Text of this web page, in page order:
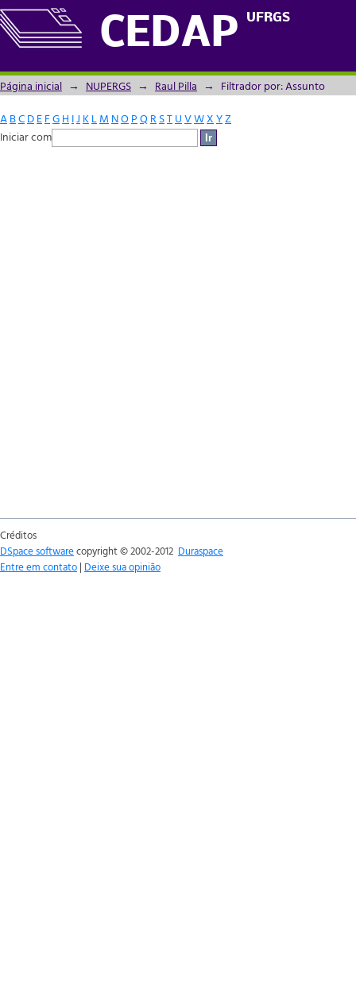
CEDAP UFRGS
Filtrador por: Assunto
Página inicial → NUPERGS → Raul Pilla → Filtrador por: Assunto
ABCDEFGH IJ KLM NOPQRSTUVWXYZ
Iniciar com
Créditos
DSpace softwarecopyright © 2002-2012 Duraspace
Entre em contato | Deixe sua opinião